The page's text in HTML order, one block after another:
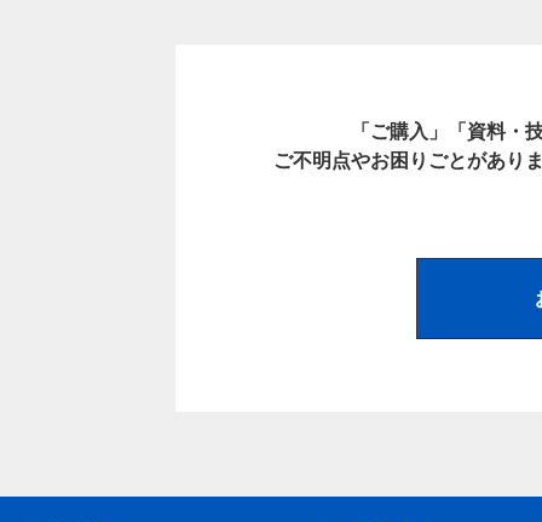
「ご購入」「資料・
ご不明点やお困りごとがあり